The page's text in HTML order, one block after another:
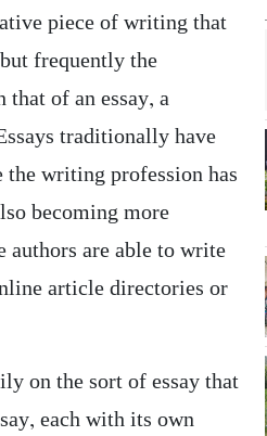
piece of writing that
frequently the
of an essay, a
traditionally have
the writing profession has
becoming more
authors are able to write
article directories or
on the sort of essay that
each with its own